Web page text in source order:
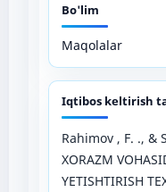
Bo'lim
Maqolalar
Iqtibos keltirish
Rahimov , F. ., &
XORAZM
YETISHTIRISH